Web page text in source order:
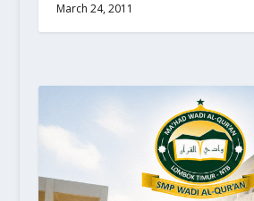
March 24, 2011